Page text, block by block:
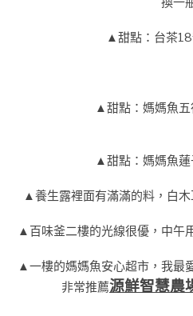
▲甜點：台茶
▲甜點：媽媽魚
▲甜點：媽媽魚
▲養生露裡面有滿滿的料，白
▲百味釜二樓的光線很優，中午
▲一樓的媽媽魚安心超市，我最
非常推薦源鮮智慧農